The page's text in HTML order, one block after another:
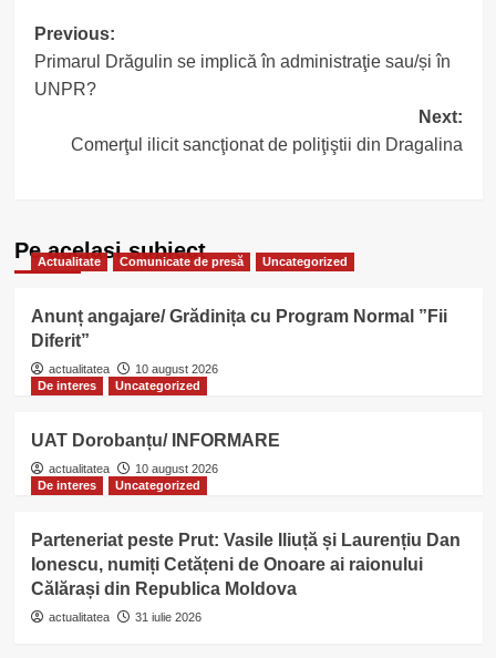
Post
navigation
Previous:
Primarul Drăgulin se implică în administraţie sau/și în
UNPR?
Next:
Comerţul ilicit sancţionat de poliţiştii din Dragalina
Pe acelasi subiect
Actualitate Comunicate de presă Uncategorized
Anunț angajare/ Grădinița cu Program Normal ”Fii
Diferit”
actualitatea
10 august 2026
De interes
Uncategorized
UAT Dorobanțu/ INFORMARE
actualitatea
10 august 2026
De interes
Uncategorized
Parteneriat peste Prut: Vasile Iliuță și Laurențiu Dan
Ionescu, numiți Cetățeni de Onoare ai raionului
Călărași din Republica Moldova
actualitatea 31 iulie 2026